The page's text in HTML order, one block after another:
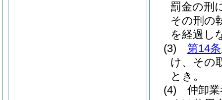
罰金の刑
その刑の
を経過し
(3)
第14条
け、その
とき。
(4)
仲卸